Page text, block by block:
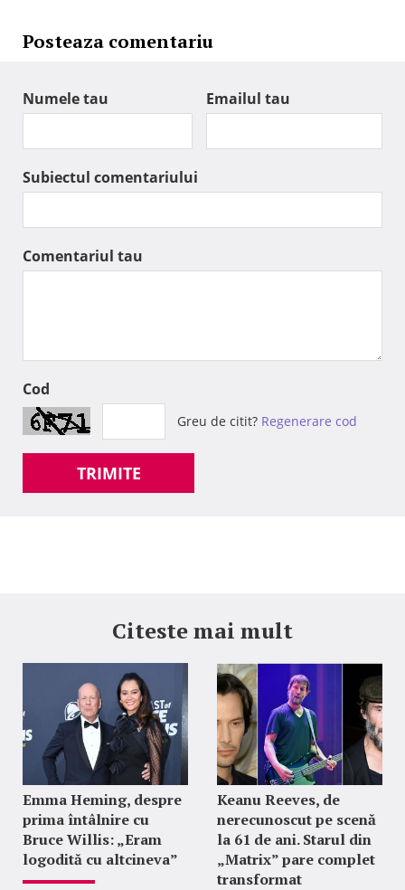
Posteaza comentariu
Numele tau Emailul tau
Subiectul comentariului
Comentariul tau
Cod
Greu de citit? Regenerare cod
TRIMITE
Citeste mai mult
Emma Heming, despre
prima întâlnire cu
Bruce Willis: „Eram
logodită cu altcineva”
Keanu Reeves, de
nerecunoscut pe scenă
la 61 de ani. Starul din
„Matrix” pare complet
transformat